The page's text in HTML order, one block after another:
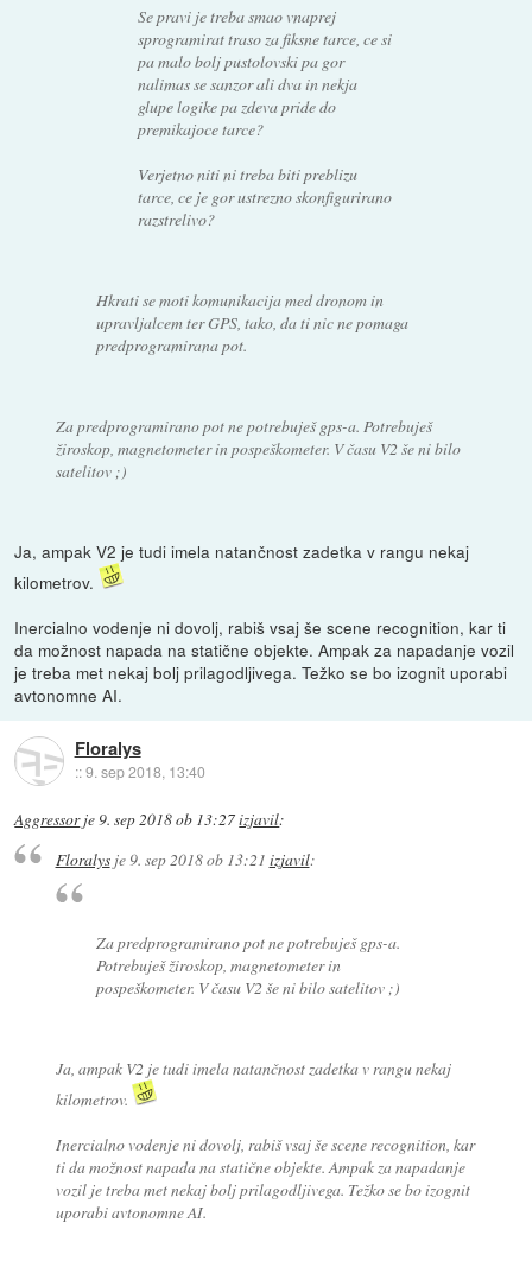
Se pravi je treba smao vnaprej
sprogramirat traso za fiksne tarce, ce si
pa malo bolj pustolovski pa gor
nalimas se sanzor ali dva in nekja
glupe logike pa zdeva pride do
premikajoce tarce?
Verjetno niti ni treba biti preblizu
tarce, ce je gor ustrezno skonfigurirano
razstrelivo?
Hkrati se moti komunikacija med dronom in
upravljalcem ter GPS, tako, da ti nic ne pomaga
predprogramirana pot.
Za predprogramirano pot ne potrebuješ gps-a. Potrebuješ
žiroskop, magnetometer in pospeškometer. V času V2 še ni bilo
satelitov ;)
Ja, ampak V2 je tudi imela natančnost zadetka v rangu nekaj
kilometrov.
Inercialno vodenje ni dovolj, rabiš vsaj še scene recognition, kar ti
da možnost napada na statične objekte. Ampak za napadanje vozil
je treba met nekaj bolj prilagodljivega. Težko se bo izognit uporabi
avtonomne AI.
Floralys
::9. sep 2018, 13:40
Aggressorje9. sep 2018 ob 13:27izjavil:
Floralysje 9. sep 2018 ob 13:21 izjavil:
Za predprogramirano pot ne potrebuješ gps-a.
Potrebuješ žiroskop, magnetometer in
pospeškometer. V času V2 še ni bilo satelitov ;)
Ja, ampak V2 je tudi imela natančnost zadetka v rangu nekaj
kilometrov.
Inercialno vodenje ni dovolj, rabiš vsaj še scene recognition, kar
ti da možnost napada na statične objekte. Ampak za napadanje
vozil je treba met nekaj bolj prilagodljivega. Težko se bo izognit
uporabi avtonomne AI.